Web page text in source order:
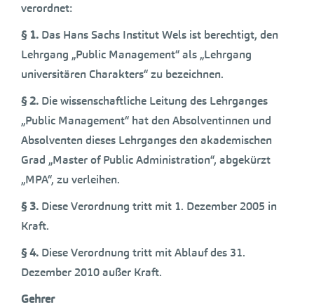
verordnet:
§ 1. Das Hans Sachs Institut Wels ist berechtigt, den
Lehrgang „Public Management“ als „Lehrgang
universitären Charakters“ zu bezeichnen.
§ 2. Die wissenschaftliche Leitung des Lehrganges
„Public Management“ hat den Absolventinnen und
Absolventen dieses Lehrganges den akademischen
Grad „Master of Public Administration“, abgekürzt
„MPA“, zu verleihen.
§ 3. Diese Verordnung tritt mit 1. Dezember 2005 in
Kraft.
§ 4. Diese Verordnung tritt mit Ablauf des 31.
Dezember 2010 außer Kraft.
Gehrer